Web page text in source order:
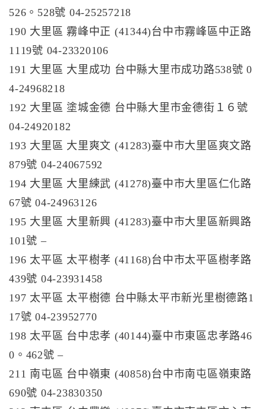
526。528號 04-25257218
190 大里區 霧峰中正 (41344)台中市霧峰區中正路
1119號 04-23320106
191 大里區 大里成功 台中縣大里市成功路538號 0
4-24968218
192 大里區 塗城金德 台中縣大里市金德街１６號
04-24920182
193 大里區 大里爽文 (41283)臺中市大里區爽文路
879號 04-24067592
194 大里區 大里練武 (41278)臺中市大里區仁化路
67號 04-24963126
195 大里區 大里新興 (41283)臺中市大里區新興路
101號 –
196 太平區 太平樹孝 (41168)台中市太平區樹孝路
439號 04-23931458
197 太平區 太平樹德 台中縣太平市新光里樹德路1
17號 04-23952770
198 太平區 台中忠孝 (40144)臺中市東區忠孝路46
0。462號 –
211 南屯區 台中嶺東 (40858)台中市南屯區嶺東路
690號 04-23830350